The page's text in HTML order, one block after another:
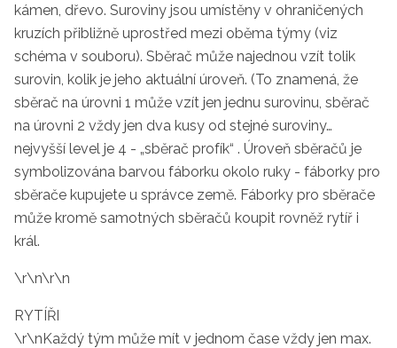
kámen, dřevo. Suroviny jsou umístěny v ohraničených
kruzích přibližně uprostřed mezi oběma týmy (viz
schéma v souboru). Sběrač může najednou vzít tolik
surovin, kolik je jeho aktuální úroveň. (To znamená, že
sběrač na úrovni 1 může vzít jen jednu surovinu, sběrač
na úrovni 2 vždy jen dva kusy od stejné suroviny…
nejvyšší level je 4 - „sběrač profík“ . Úroveň sběračů je
symbolizována barvou fáborku okolo ruky - fáborky pro
sběrače kupujete u správce země. Fáborky pro sběrače
může kromě samotných sběračů koupit rovněž rytíř i
král.
\r\n\r\n
RYTÍŘI
\r\nKaždý tým může mít v jednom čase vždy jen max.